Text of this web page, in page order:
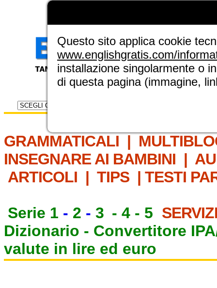
Selettore risorse
GRAMMATICALI |
INSEGNARE AI BAMBINI |
ARTICOLI | TIPS | TESTI
Serie 1 - 2 - 3 - 4 - 5
Dizionario - Convertitore
valute in lire ed euro
Questo sito applica cookie
www.englishgratis.com/
installazione singolarmente o
di questa pagina (immagine,